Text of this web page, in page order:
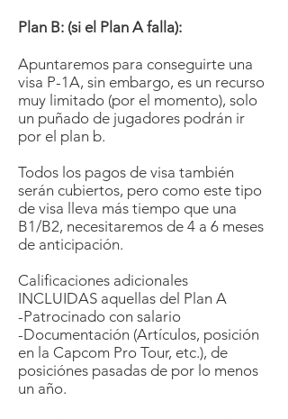
Plan B: (si el Plan A falla):
Apuntaremos para conseguirte una
visa P-1A, sin embargo, es un recurso
muy limitado (por el momento), solo
un puñado de jugadores podrán ir
por el plan b.
Todos los pagos de visa también
serán cubiertos, pero como este tipo
de visa lleva más tiempo que una
B1/B2, necesitaremos de 4 a 6 meses
de anticipación.
Calificaciones adicionales
INCLUIDAS aquellas del Plan A
-Patrocinado con salario
-Documentación (Artículos, posición
en la Capcom Pro Tour, etc.), de
posiciónes pasadas de por lo menos
un año.